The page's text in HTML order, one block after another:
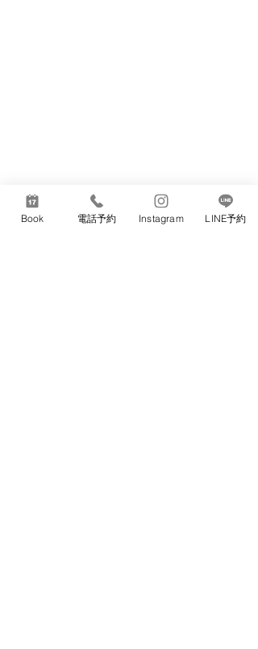
Book 電話予約 Instagram LINE予約